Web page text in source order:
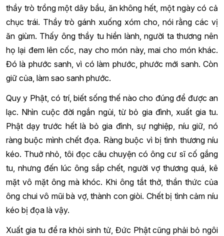
thầy trò trồng một dây bầu, ăn không hết, một ngày có cả
chục trái. Thầy trò gánh xuống xóm cho, nói rằng các vị
ăn giùm. Thấy ông thầy tu hiền lành, người ta thương nên
họ lại đem lên cốc, nay cho món này, mai cho món khác.
Đó là phước sanh, vì có làm phước, phước mới sanh. Còn
giữ của, làm sao sanh phước.
Quy y Phật, có trí, biết sống thế nào cho đúng để được an
lạc. Nhìn cuộc đời ngắn ngủi, từ bỏ gia đình, xuất gia tu.
Phật dạy trước hết là bỏ gia đình, sự nghiệp, níu giữ, nó
ràng buộc mình chết đọa. Ràng buộc vì bị tình thương níu
kéo. Thuở nhỏ, tôi đọc câu chuyện có ông cư sĩ cố gắng
tu, nhưng đến lúc ông sắp chết, người vợ thương quá, kê
mặt vô mặt ông mà khóc. Khi ông tắt thở, thần thức của
ông chui vô mũi bà vợ, thành con giòi. Chết bị tình cảm níu
kéo bị đọa là vậy.
Xuất gia tu để ra khỏi sinh tử, Đức Phật cũng phải bỏ ngôi